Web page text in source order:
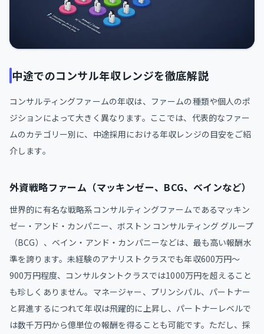
中途でのコンサル年収レンジを徹底解説
コンサルティングファームの年収は、ファームの種類や個人のポ
ジションによって大きく異なります。ここでは、代表的なファー
ムのカテゴリー別に、中途採用における年収レンジの目安をご紹
介します。
外資戦略ファーム（マッキンゼー、BCG、ベインなど）
世界的に有名な戦略系コンサルティングファームであるマッキン
ゼー・アンド・カンパニー、ボストン コンサルティング グループ
（BCG）、ベイン・アンド・カンパニーなどは、最も高い報酬水
準を誇ります。未経験のアナリストクラスでも年収600万円～
900万円程度、コンサルタントクラスでは1000万円を超えること
も珍しくありません。マネージャー、プリンシパル、パートナー
と昇進するにつれて年収は飛躍的に上昇し、パートナーレベルで
は数千万円から億単位の報酬を得ることも可能です。ただし、採